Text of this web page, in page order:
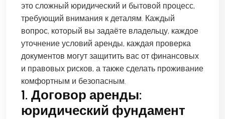
это сложный юридический и бытовой процесс,
требующий внимания к деталям. Каждый
вопрос, который вы задаёте владельцу, каждое
уточнение условий аренды, каждая проверка
документов могут защитить вас от финансовых
и правовых рисков, а также сделать проживание
комфортным и безопасным.
1. Договор аренды:
юридический фундамент